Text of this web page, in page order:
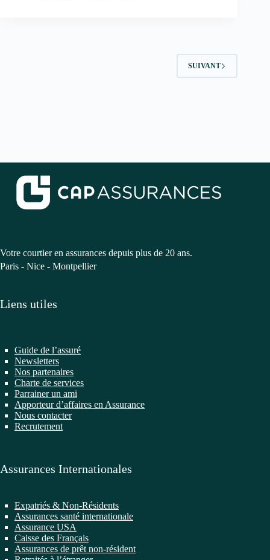
SUIVANT
Votre courtier en assurances depuis plus de 20 ans.
Paris - Nice - Montpellier
Liens utiles
Guide de l’assuré
Newsletters
Nos partenaires
Charte de services
Parrainer un ami
Apporteur d’affaires en Assurance
Nous contacter
Recrutement
Assurances Internationales
Expatriés & Non-Résidents
Assurances santé internationale
Assurance USA
Caisse des Français
Assurances de prêt non-résident